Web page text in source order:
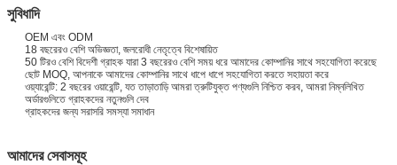
সুবিধাদি
OEM এবং ODM
18 বছরেরও বেশি অভিজ্ঞতা, জলরোধী নেতৃত্বে বিশেষায়িত
50 টিরও বেশি বিদেশী গ্রাহক যারা 3 বছরেরও বেশি সময় ধরে আমাদের কোম্পানির সাথে সহযোগিতা করেছে
ছোট MOQ, আপনাকে আমাদের কোম্পানির সাথে ধাপে ধাপে সহযোগিতা করতে সহায়তা করে
ওয়্যারেন্টি: 2 বছরের ওয়ারেন্টি, যত তাড়াতাড়ি আমরা ত্রুটিযুক্ত পণ্যগুলি নিশ্চিত করব, আমরা নিম্নলিখিত
অর্ডারগুলিতে গ্রাহকদের নতুনগুলি দেব
গ্রাহকদের জন্য সরাসরি সমস্যা সমাধান
আমাদের সেবাসমূহ